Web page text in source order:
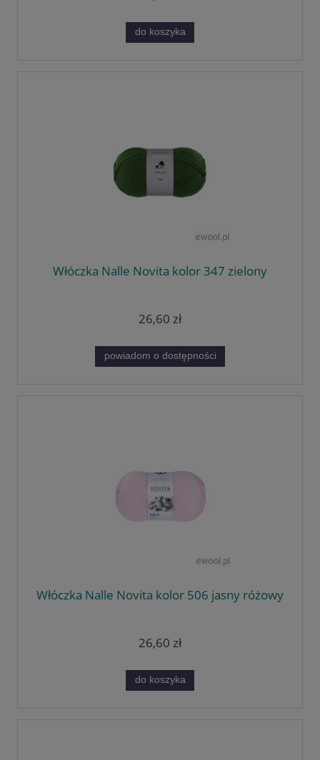
do koszyka
Włóczka Nalle Novita kolor 347 zielony
26,60 zł
powiadom o dostępności
Włóczka Nalle Novita kolor 506 jasny różowy
26,60 zł
do koszyka